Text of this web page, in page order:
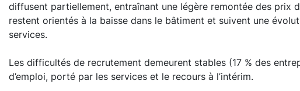
diffusent partiellement, entraînant une légère remontée des prix
restent orientés à la baisse dans le bâtiment et suivent une
services.
Les difficultés de recrutement demeurent stables (17 % des
d’emploi, porté par les services et le recours à l’intérim.